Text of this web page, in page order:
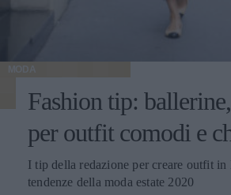
MODA
Fashion tip:
per outfit comodi e
I tip della redazione per creare outfit in
tendenze della moda estate 2020